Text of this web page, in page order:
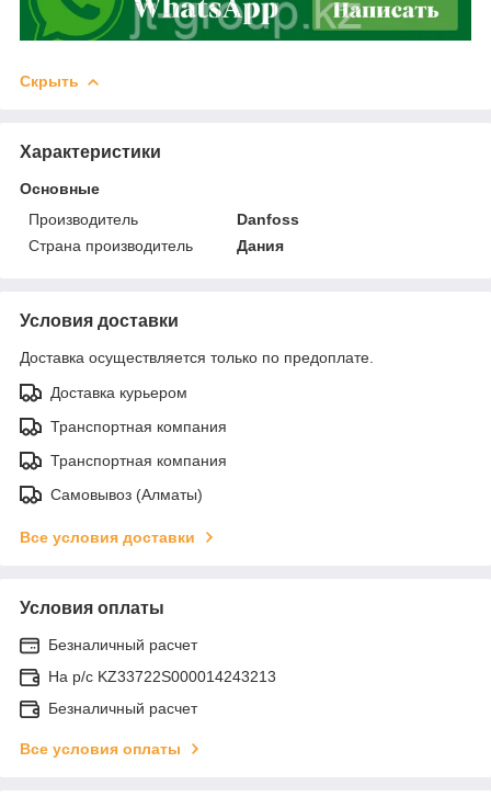
Скрыть
Характеристики
Основные
Производитель
Danfoss
Страна производитель
Дания
Условия доставки
Доставка осуществляется только по предоплате.
Доставка курьером
Транспортная компания
Транспортная компания
Самовывоз (Алматы)
Все условия доставки
Условия оплаты
Безналичный расчет
На р/c KZ33722S000014243213
Безналичный расчет
Все условия оплаты